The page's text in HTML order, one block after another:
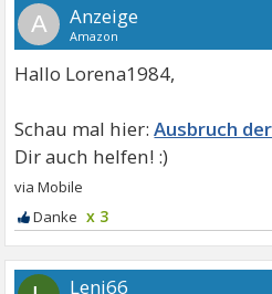
A
Hallo Lorena1984,
Ausbruch
x 3
Leni66